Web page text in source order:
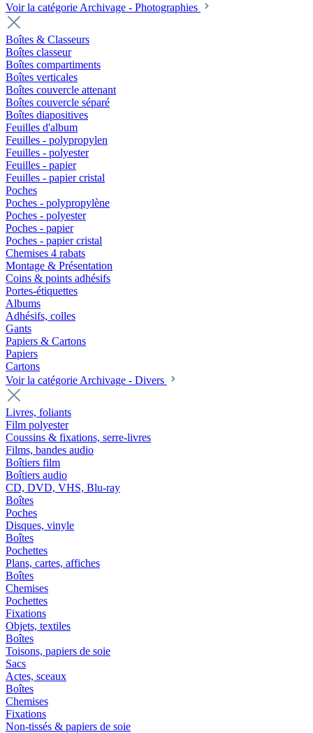
Voir la catégorie Archivage - Photographies
Boîtes & Classeurs
Boîtes classeur
Boîtes compartiments
Boîtes verticales
Boîtes couvercle attenant
Boîtes couvercle séparé
Boîtes diapositives
Feuilles d'album
Feuilles - polypropylen
Feuilles - polyester
Feuilles - papier
Feuilles - papier cristal
Poches
Poches - polypropylène
Poches - polyester
Poches - papier
Poches - papier cristal
Chemises 4 rabats
Montage & Présentation
Coins & points adhésifs
Portes-étiquettes
Albums
Adhésifs, colles
Gants
Papiers & Cartons
Papiers
Cartons
Voir la catégorie Archivage - Divers
Livres, foliants
Film polyester
Coussins & fixations, serre-livres
Films, bandes audio
Boîtiers film
Boîtiers audio
CD, DVD, VHS, Blu-ray
Boîtes
Poches
Disques, vinyle
Boîtes
Pochettes
Plans, cartes, affiches
Boîtes
Chemises
Pochettes
Fixations
Objets, textiles
Boîtes
Toisons, papiers de soie
Sacs
Actes, sceaux
Boîtes
Chemises
Fixations
Non-tissés & papiers de soie